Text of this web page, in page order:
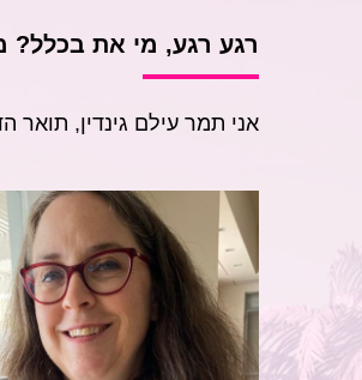
רגע רגע, מי את
אני תמר עילם גינדין,